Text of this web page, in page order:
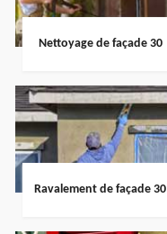
Nettoyage de façade 30
Ravalement de façade 30